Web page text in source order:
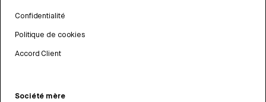
Confidentialité
Politique de cookies
Accord Client
Société mère